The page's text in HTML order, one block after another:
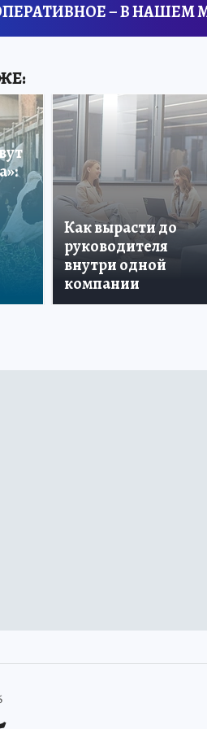
– В НАШЕМ
Как вырасти до
руководителя
внутри одной
компании